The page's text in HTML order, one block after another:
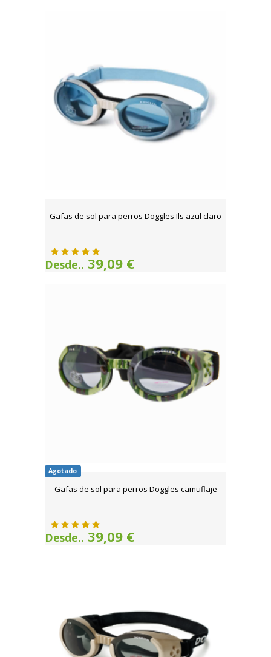
Gafas de sol para perros Doggles Ils azul claro
Desde.. 39,09 €
Agotado
Gafas de sol para perros Doggles camuflaje
Desde.. 39,09 €